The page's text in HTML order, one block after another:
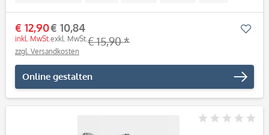
Personalisierbar / Onlinegestaltung
€ 12,90
inkl. MwSt.
€ 10,84
exkl. MwSt.€ 15,90 *
zzgl. Versandkosten
Online gestalten